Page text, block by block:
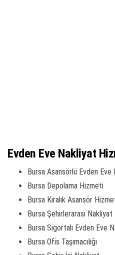
Evden Eve Nakliyat
Bursa Asansörlü Evden Eve
Bursa Depolama Hizmeti
Bursa Kiralık Asansör
Bursa Şehirlerarası Nakliyat
Bursa Sigortalı Evden Eve
Bursa Ofis Taşımacılığı